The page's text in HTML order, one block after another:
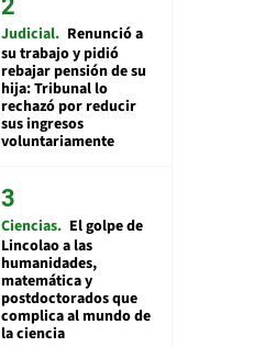
Judicial Renunció a
su trabajo y pidió
rebajar pensión de su
hija: Tribunal lo
rechazó por reducir
sus ingresos
voluntariamente
Ciencias El golpe de
Lincolao a las
humanidades,
matemática y
postdoctorados que
complica al mundo de
la ciencia